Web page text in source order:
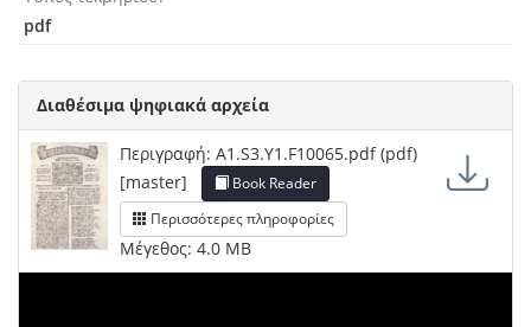
pdf
Διαθέσιμα ψηφιακά αρχεία
Περιγραφή: A1.S3.Y1.F10065.pdf (pdf)
[master]
Book Reader
Περισσότερες πληροφορίες
Μέγεθος: 4.0 MB